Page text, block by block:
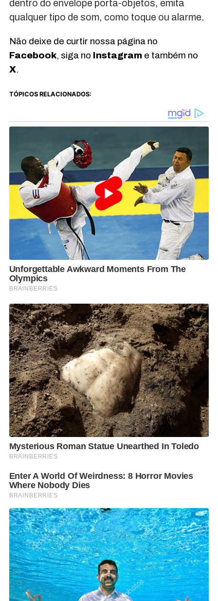
dentro do envelope porta-objetos, emita
qualquer tipo de som, como toque ou alarme.
Não deixe de curtir nossa página no
Facebook, siga no Instagrame também no
X.
TÓPICOS RELACIONADOS: